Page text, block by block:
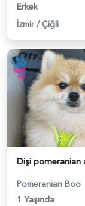
Erkek
İzmir / Çiğli
Pomeranian Boo
1 Yaşında